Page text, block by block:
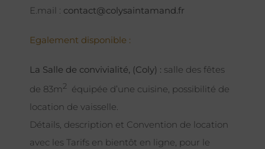
E.mail : contact@colysaintamand.fr
Egalement disponible :
La Salle de convivialité, (Coly) : salle des fêtes
de 83m2 équipée d’une cuisine, possibilité de
location de vaisselle.
Détails, description et Convention de location
avec les Tarifs en bientôt en ligne, pour le